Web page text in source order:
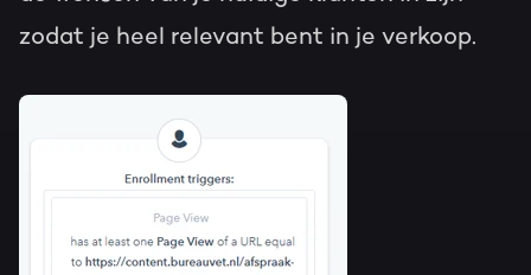
zodat je heel relevant bent in je verkoop.